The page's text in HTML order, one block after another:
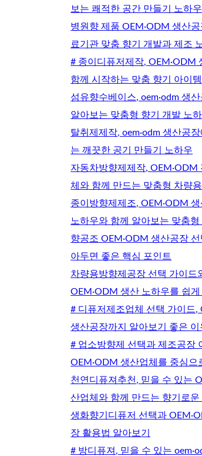
보는 쾌적한 공간 만들기 노하우
병원향 제품 OEM·ODM 생산공
료기관 맞춤 향기 개발과 제조
# 종이디퓨저제작, OEM·ODM
함께 시작하는 맞춤 향기 아이템
섬유향수베이스, oem·odm 생산
알아보는 맞춤형 향기 개발 노
탈취제제작, oem·odm 생산공
는 깨끗한 공기 만들기 노하우
자동차방향제제작, OEM·ODM
체와 함께 만드는 맞춤형 차량
종이방향제제조, OEM·ODM
노하우와 함께 알아보는 맞춤형
향공조 OEM·ODM 생산공장
아두면 좋은 핵심 포인트
차량용방향제공장 선택 가이드
OEM·ODM 생산 노하우를 쉽
# 디퓨저제조업체 선택 가이드,
생산공장까지 알아보기 좋은 이
# 업소방향제 선택과 제조공장
OEM·ODM 생산업체를 중심으
천연디퓨져추천, 믿을 수 있는
산업체와 함께 만드는 향기로운
생화향기디퓨저 선택과
장 활용법 알아보기
# 방디퓨져, 믿을 수 있는